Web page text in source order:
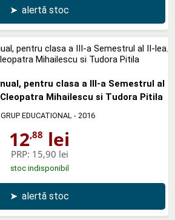
➤ alertă stoc
pentru clasa a III-a Semestrul al
Mihailescu si Tudora Pitila
EDUCATIONAL - 2016
12,88 lei
PRP: 15,90 lei
stoc indisponibil
➤ alertă stoc